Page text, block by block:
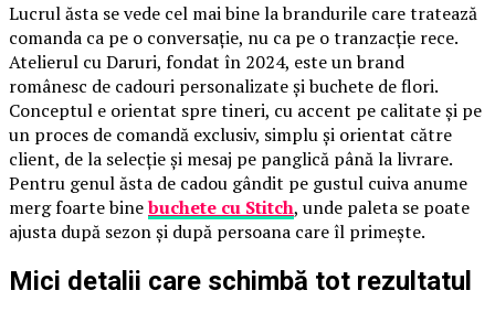
Lucrul ăsta se vede cel mai bine la brandurile care tratează
comanda ca pe o conversație, nu ca pe o tranzacție rece.
Atelierul cu Daruri, fondat în 2024, este un brand
românesc de cadouri personalizate și buchete de flori.
Conceptul e orientat spre tineri, cu accent pe calitate și pe
un proces de comandă exclusiv, simplu și orientat către
client, de la selecție și mesaj pe panglică până la livrare.
Pentru genul ăsta de cadou gândit pe gustul cuiva anume
merg foarte binebuchete cu Stitch, unde paleta se poate
ajusta după sezon și după persoana care îl primește.
Mici detalii care schimbă tot rezultatul